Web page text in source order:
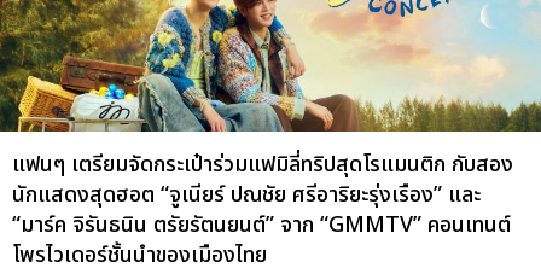
แฟนๆ เตรียมจัดกระเป๋าร่วมแฟมิลี่ทริปสุดโรแมนติก กับสอง
นักแสดงสุดฮอต “จูเนียร์ ปณชัย ศรีอาริยะรุ่งเรือง” และ
“มาร์ค จิรันธนิน ตรัยรัตนยนต์” จาก “GMMTV” คอนเทนต์
โพรไวเดอร์ชั้นนำของเมืองไทย